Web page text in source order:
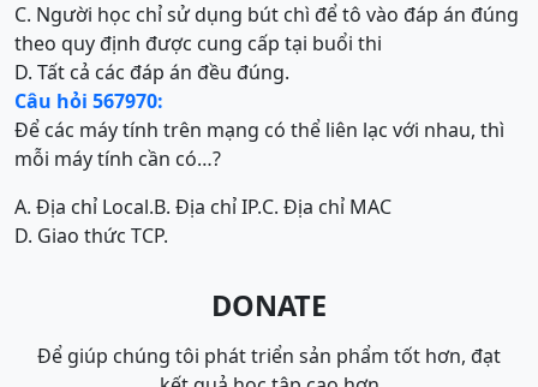
C. Người học chỉ sử dụng bút chì để tô vào đáp án đúng
theo quy định được cung cấp tại buổi thi
D. Tất cả các đáp án đều đúng.
Câu hỏi 567970:
Để các máy tính trên mạng có thể liên lạc với nhau, thì
mỗi máy tính cần có…?
A. Địa chỉ Local.B. Địa chỉ IP.C. Địa chỉ MAC
D. Giao thức TCP.
DONATE
Để giúp chúng tôi phát triển sản phẩm tốt hơn, đạt